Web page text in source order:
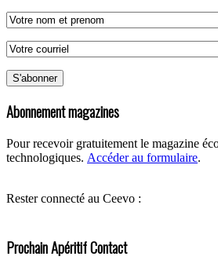
Abonnement magazines
Pour recevoir gratuitement le magazine
technologiques. Accéder au formulaire.
Rester connecté au Ceevo :
Prochain Apéritif Contact